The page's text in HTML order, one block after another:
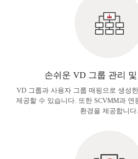
손쉬운 VD 그룹 관리
VD 그룹과 사용자 그룹 매핑으로 생성
제공할 수 있습니다. 또한 SCVMM과 연
환경을 제공합니다.